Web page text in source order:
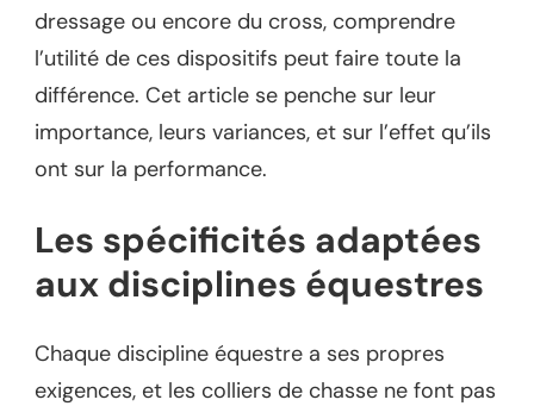
dressage ou encore du cross, comprendre
l’utilité de ces dispositifs peut faire toute la
différence. Cet article se penche sur leur
importance, leurs variances, et sur l’effet qu’ils
ont sur la performance.
Les spécificités adaptées
aux disciplines équestres
Chaque discipline équestre a ses propres
exigences, et les colliers de chasse ne font pas